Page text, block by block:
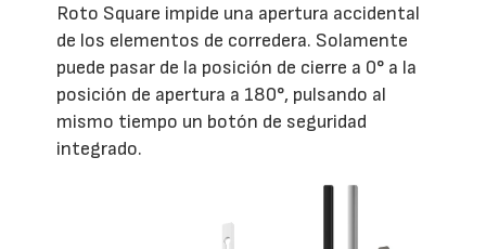
Roto Square impide una apertura accidental
de los elementos de corredera. Solamente
puede pasar de la posición de cierre a 0° a la
posición de apertura a 180°, pulsando al
mismo tiempo un botón de seguridad
integrado.